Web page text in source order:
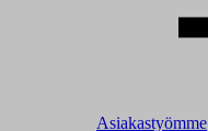
Asiakastyömme